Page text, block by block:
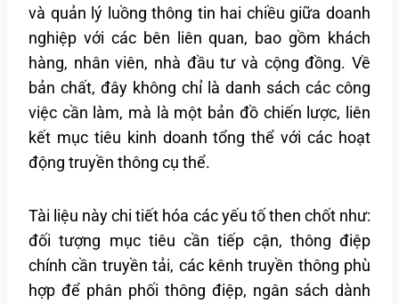
và quản lý luồng thông tin hai chiều giữa doanh
nghiệp với các bên liên quan, bao gồm khách
hàng, nhân viên, nhà đầu tư và cộng đồng. Về
bản chất, đây không chỉ là danh sách các công
việc cần làm, mà là một bản đồ chiến lược, liên
kết mục tiêu kinh doanh tổng thể với các hoạt
động truyền thông cụ thể.
Tài liệu này chi tiết hóa các yếu tố then chốt như:
đối tượng mục tiêu cần tiếp cận, thông điệp
chính cần truyền tải, các kênh truyền thông phù
hợp để phân phối thông điệp, ngân sách dành